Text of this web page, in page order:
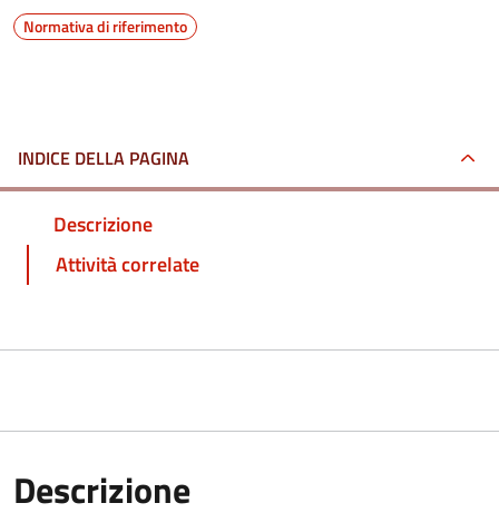
Normativa di riferimento
INDICE DELLA PAGINA
Descrizione
Attività correlate
Descrizione